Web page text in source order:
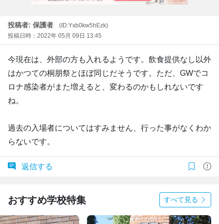
投稿者: 保護者
(ID:Yxb0kw5hEzk)
投稿日時：2022年 05月 09日 13:45
今現在は、外部の方も入れるようです。飲食提供なし以外
はかつての桐朋祭とほぼ同じだそうです。ただ、GWでコ
ロナ感染者がまた増えると、変わるのかもしれないです
ね。
過去の入場者についてはすみません、行った事がなくわか
らないです。
返信する
おすすめ学校特集 すべて見る